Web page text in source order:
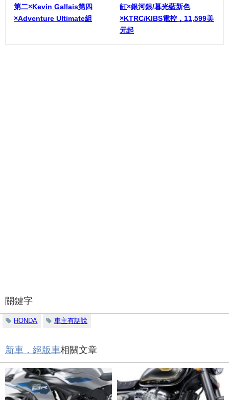
第二×Kevin Gallais第四
×Adventure Ultimate組
缸×銀河銀/暮光藍新色
×KTRC/KIBS電控，11,599美
元起
關鍵字
HONDA 車主有話說
新車．絕版車相關文章